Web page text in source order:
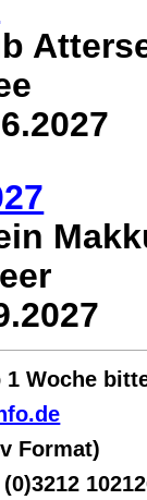
Woche bit
Format)